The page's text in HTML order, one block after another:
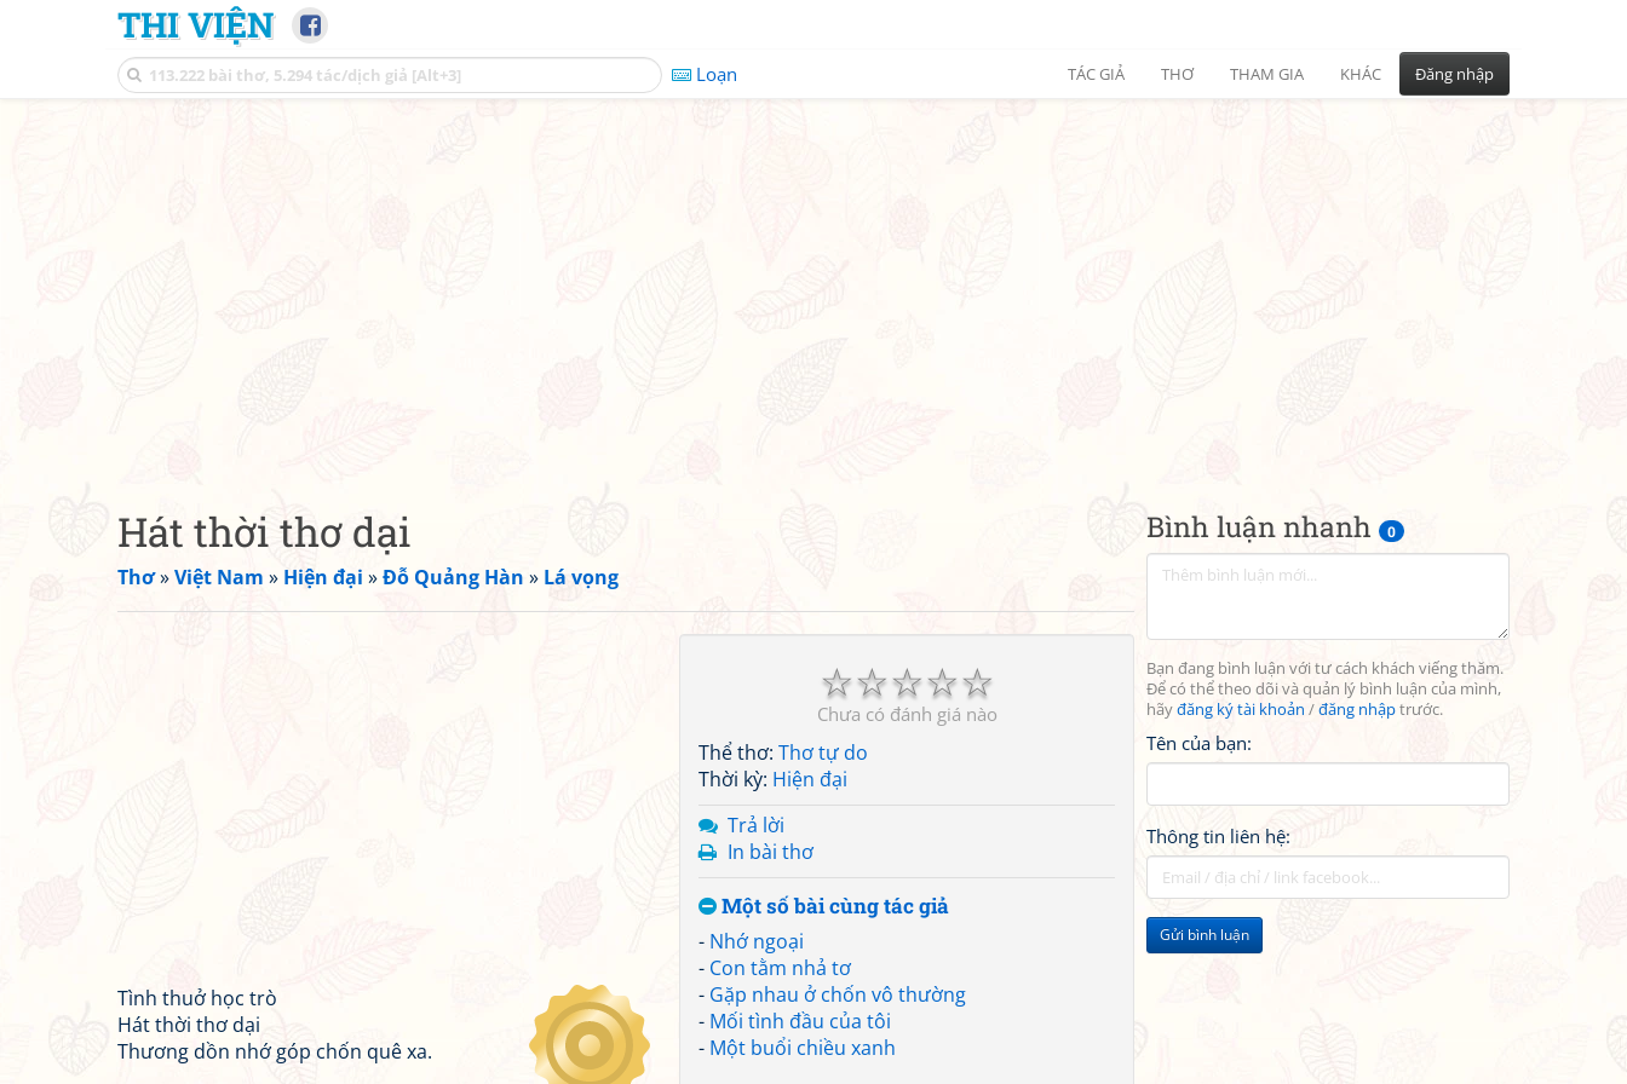
THI VIỆN
Loạn TÁC GIẢ THƠ THAM GIA KHÁC Đăng nhập
Bình luận nhanh 0
Bạn đang bình luận với tư cách khách viếng thăm.
Để có thể theo dõi và quản lý bình luận của mình,
hãyđăng ký tài khoản /đăng nhậptrước.
Tên của bạn:
Thông tin liên hệ:
Gửi bình luận
Hát thời thơ dại
Thơ»Việt Nam » Hiện đại »Đỗ Quảng Hàn » Lá vọng
☆
☆
☆
☆
☆
Chưa có đánh giá nào
Thể thơ: Thơ tự do
Thời kỳ: Hiện đại
Trả lời
In bài thơ
Một số bài cùng tác giả
- Nhớ ngoại
- Con tằm nhả tơ
- Gặp nhau ở chốn vô thường
- Mối tình đầu của tôi
- Một buổi chiều xanh
Tình thuở học trò
Hát thời thơ dại
Thương dồn nhớ góp chốn quê xa.